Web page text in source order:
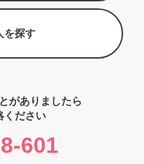
を探す
がありましたら
ください
601